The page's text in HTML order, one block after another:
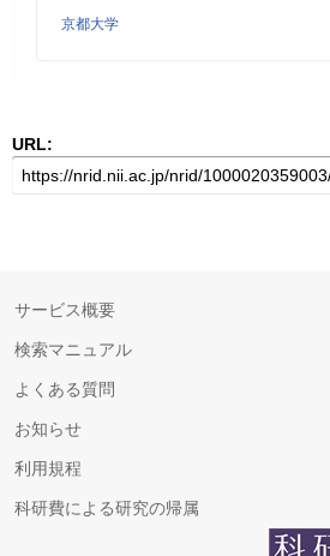
京都大学
URL:
サービス概要
検索マニュアル
よくある質問
お知らせ
利用規程
科研費による研究の帰属